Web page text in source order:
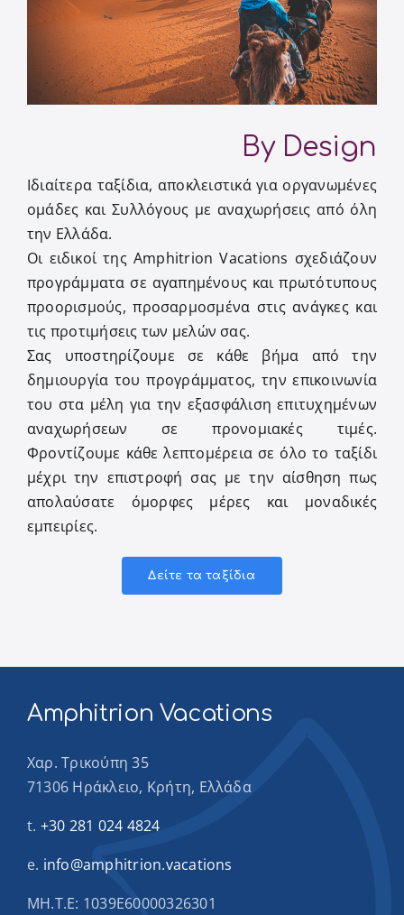
By Design
Ιδιαίτερα ταξίδια, αποκλειστικά για οργανωμένες
ομάδες και Συλλόγους με αναχωρήσεις από όλη
την Ελλάδα.
Οι ειδικοί της Amphitrion Vacations σχεδιάζουν
προγράμματα σε αγαπημένους και πρωτότυπους
προορισμούς, προσαρμοσμένα στις ανάγκες και
τις προτιμήσεις των μελών σας.
Σας υποστηρίζουμε σε κάθε βήμα από την
δημιουργία του προγράμματος, την επικοινωνία
του στα μέλη για την εξασφάλιση επιτυχημένων
αναχωρήσεων σε προνομιακές τιμές.
Φροντίζουμε κάθε λεπτομέρεια σε όλο το ταξίδι
μέχρι την επιστροφή σας με την αίσθηση πως
απολαύσατε όμορφες μέρες και μοναδικές
εμπειρίες.
Δείτε τα ταξίδια
Amphitrion Vacations
Χαρ. Τρικούπη 35
71306 Ηράκλειο, Κρήτη, Ελλάδα
t. +30 281 024 4824
e. info@amphitrion.vacations
ΜΗ.Τ.Ε: 1039Ε60000326301